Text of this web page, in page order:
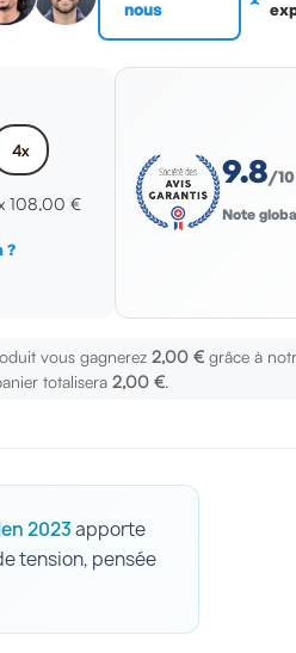
nous
4x
108,00 €
?
9.8/10
Note
vous gagnerez2,00 € grâce à
totalisera2,00 €.
2023apporte
tension, pensée